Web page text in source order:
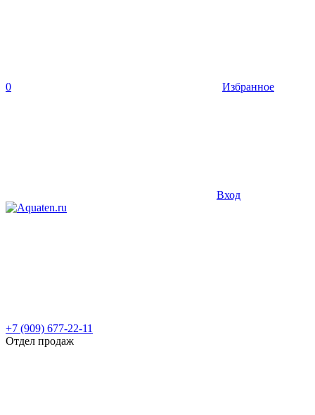
0 Избранное
Вход
+7 (909) 677-22-11
Отдел продаж